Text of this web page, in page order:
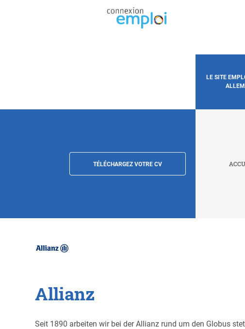
LE SITE
TÉLÉCHARGEZ VOTRE CV
Allianz
Seit 1890 arbeiten wir bei der Allianz rund um den Globus